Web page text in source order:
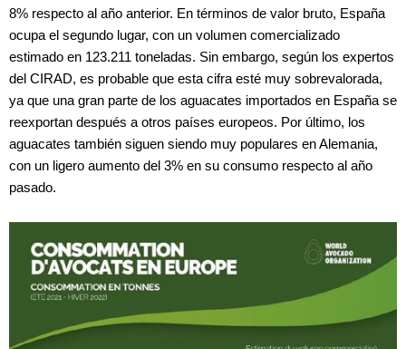
8% respecto al año anterior. En términos de valor bruto, España
ocupa el segundo lugar, con un volumen comercializado
estimado en 123.211 toneladas. Sin embargo, según los expertos
del CIRAD, es probable que esta cifra esté muy sobrevalorada,
ya que una gran parte de los aguacates importados en España se
reexportan después a otros países europeos. Por último, los
aguacates también siguen siendo muy populares en Alemania,
con un ligero aumento del 3% en su consumo respecto al año
pasado.